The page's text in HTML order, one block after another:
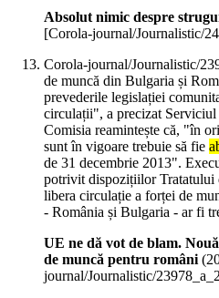
Absolut nimic despre
[Corola-journal/Journalistic/
Corola-journal/Journalistic/
de muncă din Bulgaria și
prevederile legislației
circulații", a precizat Serviciul
Comisia reamintește că, "în
sunt în vigoare trebuie să fie
de 31 decembrie 2013".
potrivit dispozițiilor Tratatului
libera circulație a forței de
- România și Bulgaria - ar fi
UE ne dă vot de blam.
de muncă pentru români(
journal/Journalistic/